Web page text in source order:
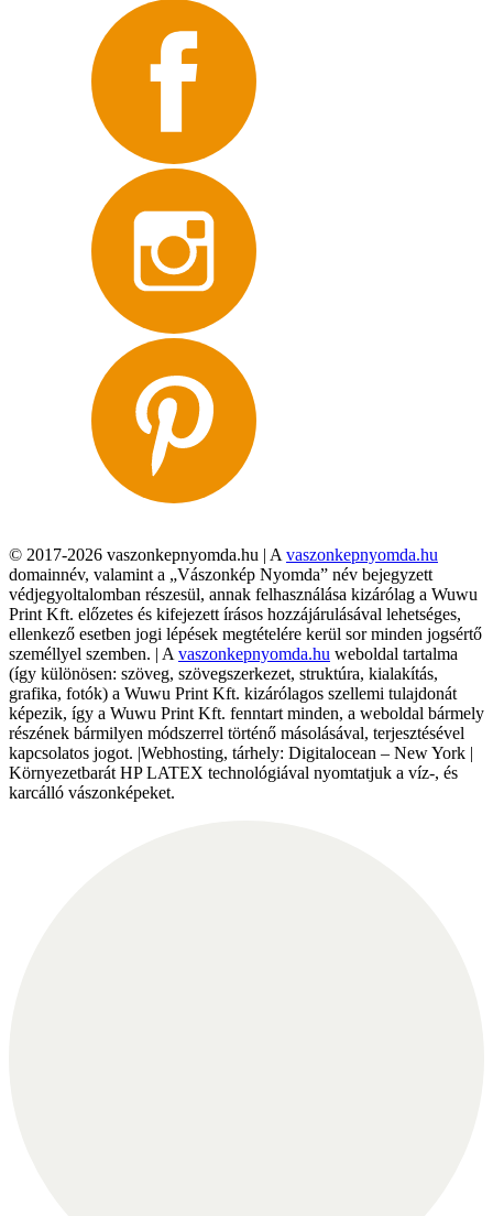
© 2017-2026 vaszonkepnyomda.hu | A vaszonkepnyomda.hu
domainnév, valamint a „Vászonkép Nyomda” név bejegyzett
védjegyoltalomban részesül, annak felhasználása kizárólag a Wuwu
Print Kft. előzetes és kifejezett írásos hozzájárulásával lehetséges,
ellenkező esetben jogi lépések megtételére kerül sor minden jogsértő
személlyel szemben. | A vaszonkepnyomda.hu weboldal tartalma
(így különösen: szöveg, szövegszerkezet, struktúra, kialakítás,
grafika, fotók) a Wuwu Print Kft. kizárólagos szellemi tulajdonát
képezik, így a Wuwu Print Kft. fenntart minden, a weboldal bármely
részének bármilyen módszerrel történő másolásával, terjesztésével
kapcsolatos jogot. |Webhosting, tárhely: Digitalocean – New York |
Környezetbarát HP LATEX technológiával nyomtatjuk a víz-, és
karcálló vászonképeket.